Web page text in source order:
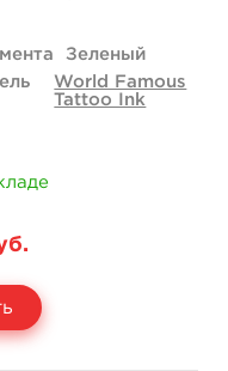
Зеленый
World Famous
Tattoo Ink